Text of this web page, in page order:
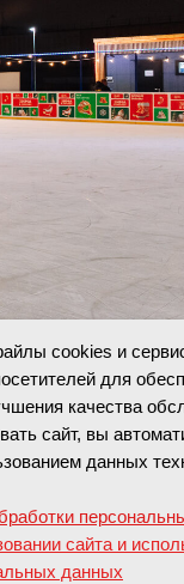
cookies и
для
качества
сайт, вы
данных
сайта и
данных